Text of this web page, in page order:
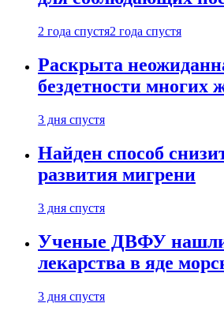
2 года спустя2 года спустя
Раскрыта
бездетности многих
3 дня спустя
Найден способ
развития мигрени
3 дня спустя
Ученые ДВФУ нашли
лекарства в яде
3 дня спустя